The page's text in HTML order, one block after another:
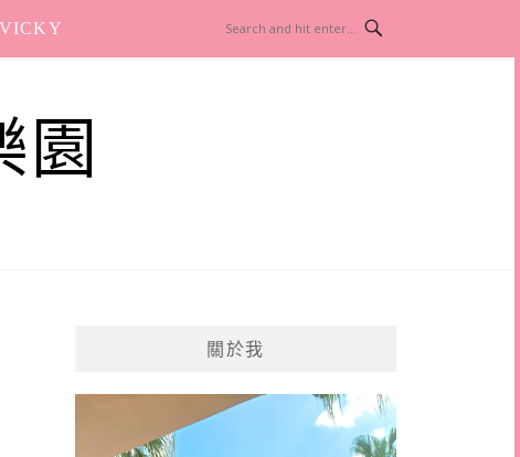
園
關於我